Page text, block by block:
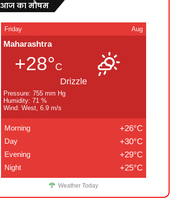
आज का मौषम
Friday Aug
Maharashtra
+28°C
Drizzle
Pressure: 755 mm Hg
Humidity: 71 %
Wind: West, 6.9 m/s
Morning +26°C
Day +30°C
Evening +29°C
Night +25°C
Weather Today